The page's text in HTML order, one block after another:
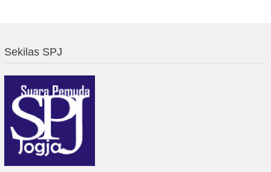
Sekilas SPJ